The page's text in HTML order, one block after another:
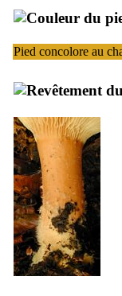
Pied concolore au